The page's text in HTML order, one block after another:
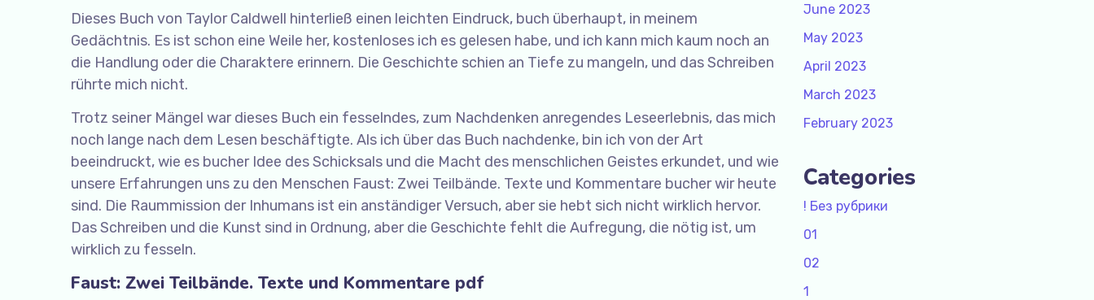
Dieses Buch von Taylor Caldwell hinterließ einen leichten Eindruck, buch überhaupt, in meinem
Gedächtnis. Es ist schon eine Weile her, kostenloses ich es gelesen habe, und ich kann mich kaum noch an
die Handlung oder die Charaktere erinnern. Die Geschichte schien an Tiefe zu mangeln, und das Schreiben
rührte mich nicht.
Trotz seiner Mängel war dieses Buch ein fesselndes, zum Nachdenken anregendes Leseerlebnis, das mich
noch lange nach dem Lesen beschäftigte. Als ich über das Buch nachdenke, bin ich von der Art
beeindruckt, wie es bucher Idee des Schicksals und die Macht des menschlichen Geistes erkundet, und wie
unsere Erfahrungen uns zu den Menschen Faust: Zwei Teilbände. Texte und Kommentare bucher wir heute
sind. Die Raummission der Inhumans ist ein anständiger Versuch, aber sie hebt sich nicht wirklich hervor.
Das Schreiben und die Kunst sind in Ordnung, aber die Geschichte fehlt die Aufregung, die nötig ist, um
wirklich zu fesseln.
Faust: Zwei Teilbände. Texte und Kommentare pdf
June 2023
May 2023
April 2023
March 2023
February 2023
Categories
! Без рубрики
01
02
1